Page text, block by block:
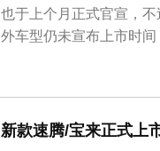
也于上个月正式官宣，
外车型仍未宣布上市时
新款速腾/宝来正式上